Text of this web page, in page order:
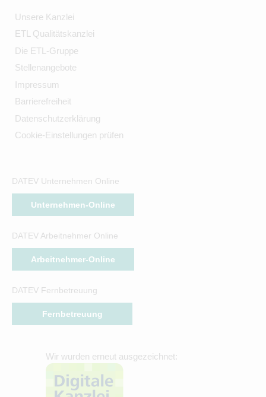
Unsere Kanzlei
ETL Qualitätskanzlei
Die ETL-Gruppe
Stellenangebote
Impressum
Barrierefreiheit
Datenschutzerklärung
Cookie-Einstellungen prüfen
DATEV Unternehmen Online
Unternehmen-Online
DATEV Arbeitnehmer Online
Arbeitnehmer-Online
DATEV Fernbetreuung
Fernbetreuung
Wir wurden erneut ausgezeichnet: